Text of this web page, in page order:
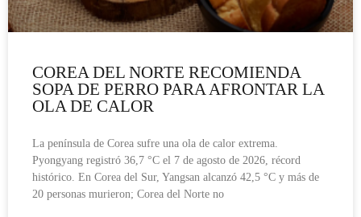
COREA DEL NORTE RECOMIENDA
SOPA DE PERRO PARA AFRONTAR LA
OLA DE CALOR
La península de Corea sufre una ola de calor extrema.
Pyongyang registró 36,7 °C el 7 de agosto de 2026, récord
histórico. En Corea del Sur, Yangsan alcanzó 42,5 °C y más de
20 personas murieron; Corea del Norte no